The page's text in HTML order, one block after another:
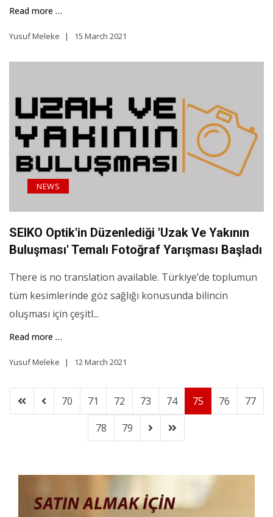
Read more …
Yusuf Meleke 15 March 2021
NEWS
SEIKO Optik'in Düzenlediği 'Uzak Ve Yakının
Buluşması' Temalı Fotoğraf Yarışması Başladı
There is no translation available. Türkiye’de toplumun
tüm kesimlerinde göz sağlığı konusunda bilincin
oluşması için çeşitl...
Read more …
Yusuf Meleke 12 March 2021
70 71 72 73 74 75 76
77
78
79